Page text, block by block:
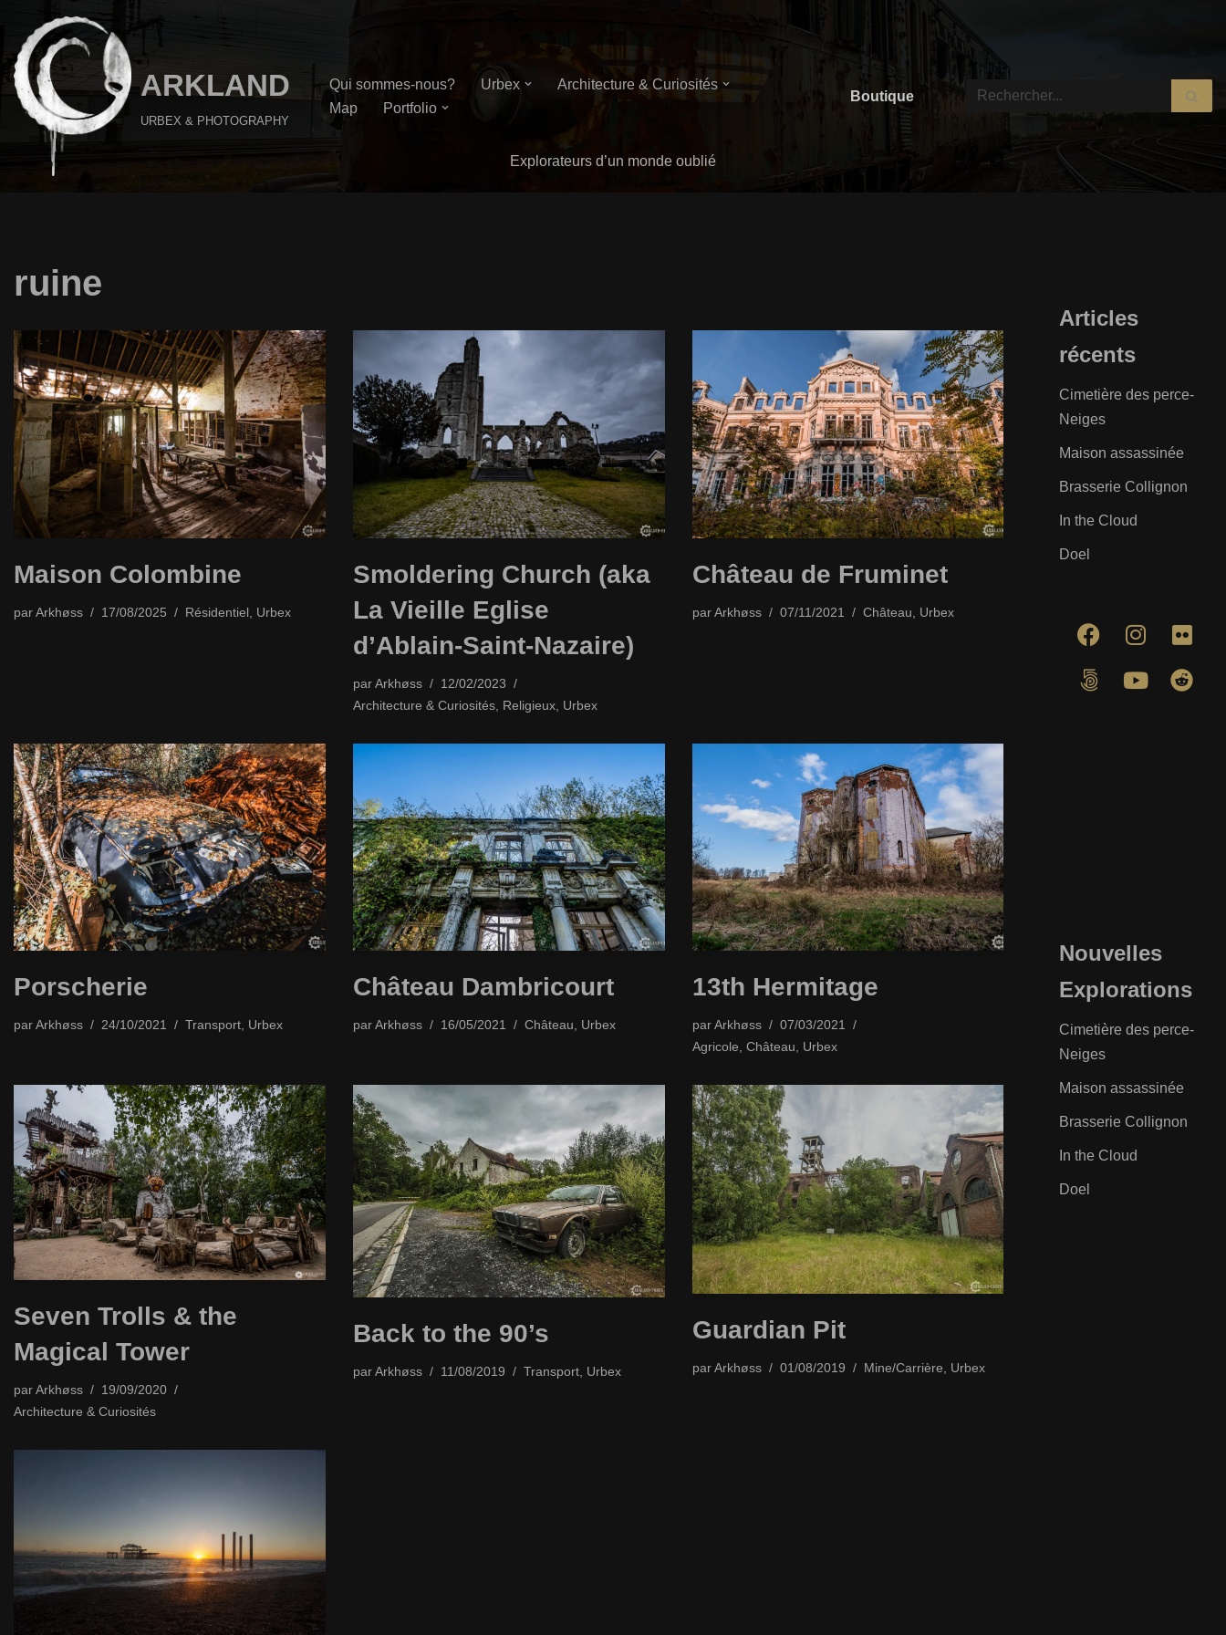
Aller
au
contenu
ARKLAND
URBEX & PHOTOGRAPHY
Qui sommes-nous? Urbex
Architecture & Curiosités
Map
Portfolio
Boutique
Explorateurs d’un monde oublié
ruine
Maison Colombine
parArkhøss 17/08/2025 Résidentiel Urbex
Smoldering Church (aka
La Vieille Eglise
d’Ablain-Saint-Nazaire)
parArkhøss
12/02/2023
Architecture & Curiosités, Religieux, Urbex
Château de Fruminet
parArkhøss 07/11/2021 Château Urbex
Porscherie
parArkhøss 24/10/2021 Transport, Urbex
Château Dambricourt
parArkhøss 16/05/2021 Château, Urbex
13th Hermitage
parArkhøss
07/03/2021
Agricole, Château, Urbex
Seven Trolls & the
Magical Tower
parArkhøss
19/09/2020
Architecture & Curiosités
Back to the 90’s
parArkhøss 11/08/2019 Transport, Urbex
Guardian Pit
parArkhøss 01/08/2019 Mine/Carrière Urbex
Articles
récents
Cimetière des perce-
Neiges
Maison assassinée
Brasserie Collignon
In the Cloud
Doel
Nouvelles
Explorations
Cimetière des perce-
Neiges
Maison assassinée
Brasserie Collignon
In the Cloud
Doel